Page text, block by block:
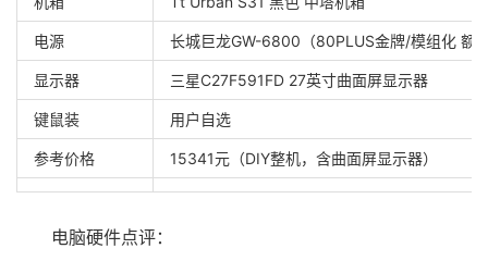
电源 长城巨龙GW-6800（80PLUS金牌/模组化 额
显示器 三星C27F591FD 27英寸曲面屏显示器
键鼠装 用户自选
参考价格 15341元（DIY整机，含曲面屏显示器）
电脑硬件点评：